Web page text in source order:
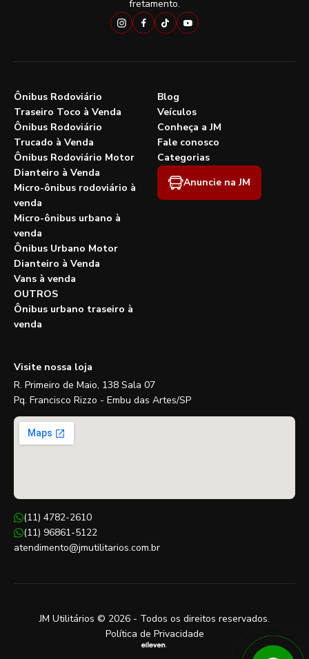
fretamento.
Ônibus Rodoviário
Traseiro Toco à Venda
Ônibus Rodoviário
Trucado à Venda
Ônibus Rodoviário Motor
Dianteiro à Venda
Micro-ônibus rodoviário à
venda
Micro-ônibus urbano à
venda
Ônibus Urbano Motor
Dianteiro à Venda
Vans à venda
OUTROS
Ônibus urbano traseiro à
venda
Blog
Veículos
Conheça a JM
Fale conosco
Categorias
Anuncie na JM
Visite nossa loja
R. Primeiro de Maio, 138 Sala 07
Pq. Francisco Rizzo - Embu das Artes/SP
(11) 4782-2610
(11) 96861-5122
atendimento@jmutilitarios.com.br
JM Utilitários © 2026 - Todos os direitos reservados.
Política de Privacidade